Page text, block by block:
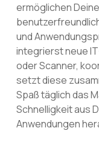
ermöglichen
und
integrierst neue
oder Scanner,
setzt diese
Spaß täglich das
Schnelligkeit aus
Anwendungen